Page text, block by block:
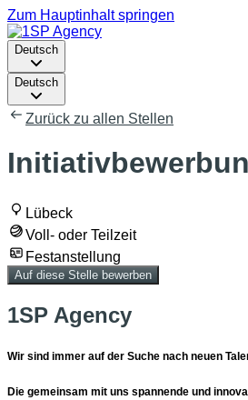
Zum Hauptinhalt springen
Deutsch
Deutsch
Zurück zu allen Stellen
Lübeck
Voll- oder Teilzeit
Festanstellung
Auf diese Stelle bewerben
1SP Agency
Wir sind immer auf der Suche nach neuen
Die gemeinsam mit uns spannende und